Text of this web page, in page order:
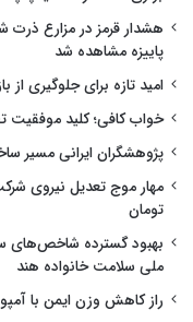
هشدار قرمز در مزارع ذرت
پاییزه مشاهده شد
امید تازه برای جلوگیری
خواب کافی؛ کلید موفقیت
پژوهشگران ایرانی مسیر
تومان
بهبود گسترده شاخص‌های
ملی سلامت خانواده هند
راز کاهش وزن ایمن با